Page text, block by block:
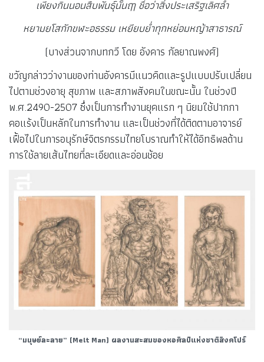
เพียงกินนอนสืบพันธุ์นั้นฤๅ ชื่อว่าสิ่งประเสริฐเลิศล้ำ
หยามยโสกักขฬะอธรรม เหยียบย่ำทุกหย่อมหญ้าสาธารณ์
(บางส่วนจากบทกวี โดย อังคาร กัลยาณพงศ์)
ขวัญกล่าวว่างานของท่านอังคารมีแนวคิดและรูปแบบปรับเปลี่ยน
ไปตามช่วงอายุ สุขภาพ และสภาพสังคมในขณะนั้น ในช่วงปี
พ.ศ.2490-2507 ซึ่งเป็นการทำงานยุคแรก ๆ นิยมใช้ปากกา
คอแร้งเป็นหลักในการทำงาน และเป็นช่วงที่ได้ติดตามอาจารย์
เฟื้อไปในการอนุรักษ์จิตรกรรมไทยโบราณทำให้ได้อิทธิพลด้าน
การใช้ลายเส้นไทยที่ละเอียดและอ่อนช้อย
“มนุษย์ละลาย” (Melt Man) ผลงานสะสมของหอศิลป์แห่งชาติสิงคโปร์